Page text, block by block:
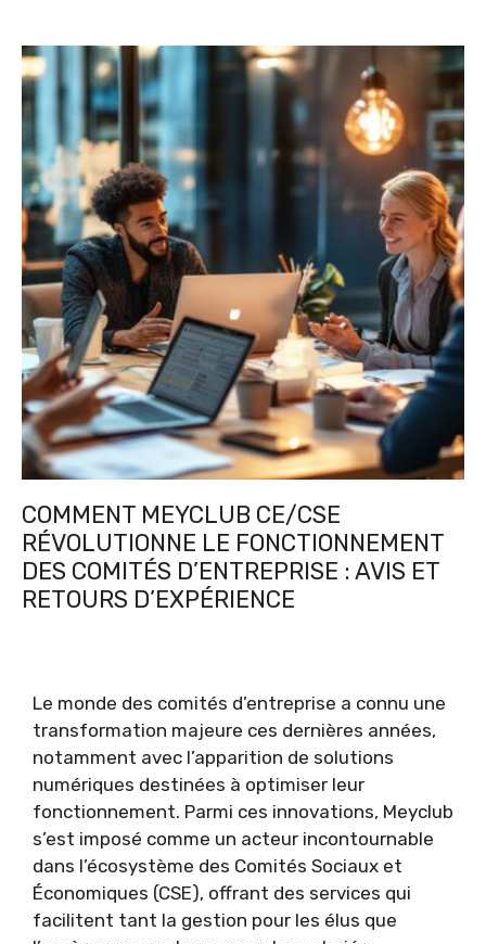
COMMENT MEYCLUB CE/CSE
RÉVOLUTIONNE LE FONCTIONNEMENT
DES COMITÉS D’ENTREPRISE : AVIS ET
RETOURS D’EXPÉRIENCE
Le monde des comités d’entreprise a connu une
transformation majeure ces dernières années,
notamment avec l’apparition de solutions
numériques destinées à optimiser leur
fonctionnement. Parmi ces innovations, Meyclub
s’est imposé comme un acteur incontournable
dans l’écosystème des Comités Sociaux et
Économiques (CSE), offrant des services qui
facilitent tant la gestion pour les élus que